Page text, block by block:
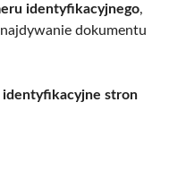
identyfikacyjnego,
dokumentu
identyfikacyjne stron